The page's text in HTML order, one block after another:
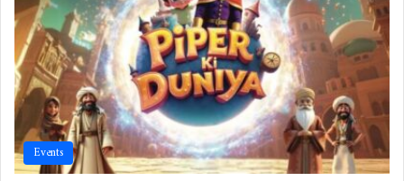
Events